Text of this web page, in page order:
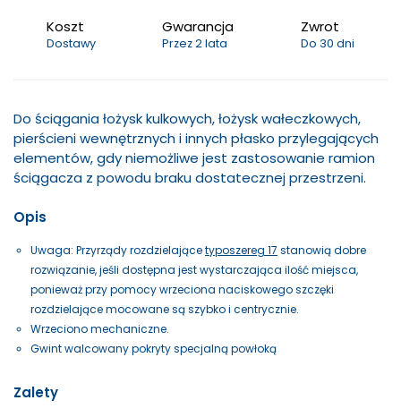
Koszt
Dostawy
Gwarancja
Przez 2 lata
Zwrot
Do 30 dni
Do ściągania łożysk kulkowych, łożysk wałeczkowych,
pierścieni wewnętrznych i innych płasko przylegających
elementów, gdy niemożliwe jest zastosowanie ramion
ściągacza z powodu braku dostatecznej przestrzeni.
Opis
Uwaga: Przyrządy rozdzielającetyposzereg 17 stanowią dobre
rozwiązanie, jeśli dostępna jest wystarczająca ilość miejsca,
ponieważ przy pomocy wrzeciona naciskowego szczęki
rozdzielające mocowane są szybko i centrycznie.
Wrzeciono mechaniczne.
Gwint walcowany pokryty specjalną powłoką
Zalety